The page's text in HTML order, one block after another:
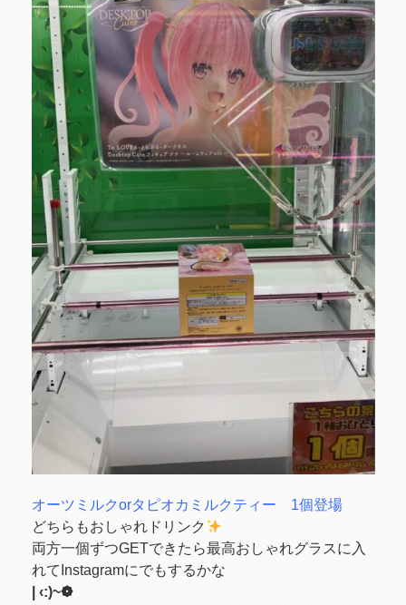
オーツミルクorタピオカミルクティー 1個登場
どちらもおしゃれドリンク
両方一個ずつGETできたら最高おしゃれグラスに入
れてInstagramにでもするかな
| ‹:)~❁